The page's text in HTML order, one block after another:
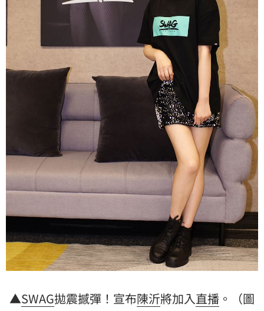
▲SWAG拋震撼彈！宣布陳沂將加入直播 。（圖